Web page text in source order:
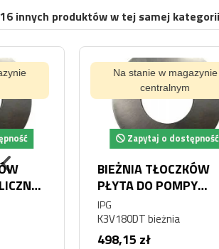
16 innych produktów w tej samej
Na stanie w magazynie
Zapytaj o dostępność
BIEŻNIA TŁOCZKÓW
PŁYTA DO POMPY
HYDRAULICZNEJ KPM
KAWASAKI K3V180DT
K3V180DTP K3V180DTH
K3V180DT bieżnia